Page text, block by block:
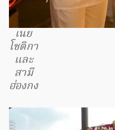
เนย
โชติกา
และ
สามี
ฮ่องกง